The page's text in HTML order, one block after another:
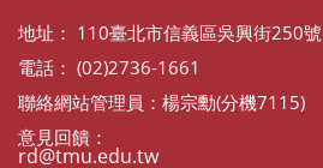
地址： 110臺北市信義區吳興街250號
電話： (02)2736-1661
聯絡網站管理員：楊宗勳(分機7115)
意見回饋：
rd@tmu.edu.tw